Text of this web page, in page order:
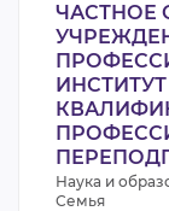
ЧАСТНОЕ
Наука и
Семья